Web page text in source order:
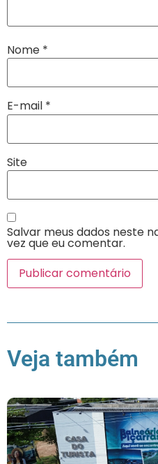
Nome *
E-mail *
Site
Salvar meus dados neste
vez que eu comentar.
Veja também